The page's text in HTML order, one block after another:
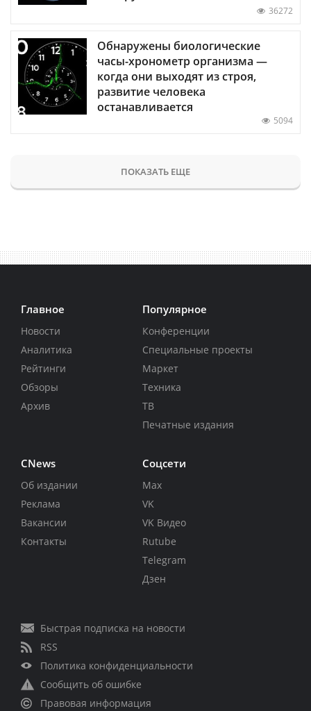
36272
Обнаружены биологические
часы-хронометр организма —
когда они выходят из строя,
развитие человека
останавливается
5094
ПОКАЗАТЬ ЕЩЕ
Главное
Новости
Аналитика
Рейтинги
Обзоры
Архив
Популярное
Конференции
Специальные проекты
Маркет
Техника
ТВ
Печатные издания
CNews
Об издании
Реклама
Вакансии
Контакты
Соцсети
Max
VK
VK Видео
Rutube
Telegram
Дзен
Быстрая подписка на новости
RSS
Политика конфиденциальности
Сообщить об ошибке
Правовая информация